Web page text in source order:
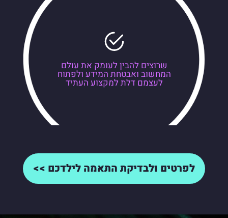
שרוצים להבין לעומק את עולם
המחשוב ואבטחת המידע ולפתוח
לעצמם דלת למקצוע העתיד
לפרטים ולבדיקת התאמה לילדכם >>